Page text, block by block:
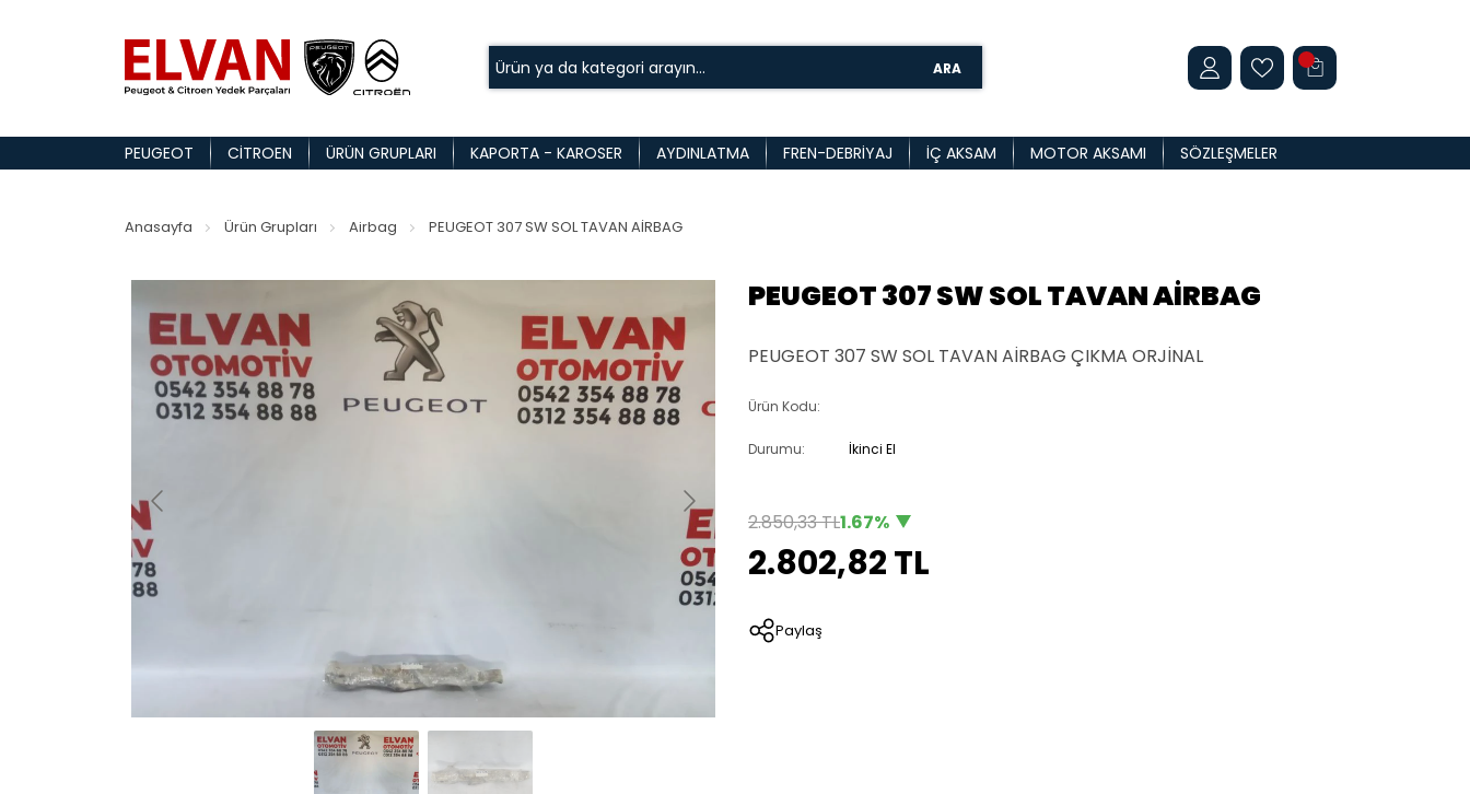
ARA
PEUGEOT CITROEN ÜRÜN GRUPLARI KAPORTA - KAROSER AYDINLATMA FREN-DEBRIYAJ İÇ AKSAM MOTOR AKSAMI SÖZLEŞMELER
Anasayfa Ürün Grupları Airbag PEUGEOT 307 SW SOL TAVAN AİRBAG
PEUGEOT 307 SW SOL TAVAN AİRBAG
PEUGEOT 307 SW SOL TAVAN AİRBAG ÇIKMA ORJİNAL
Ürün Kodu:
Durumu: İkinci El
2.850,33 TL1.67%
2.802,82 TL
Paylaş